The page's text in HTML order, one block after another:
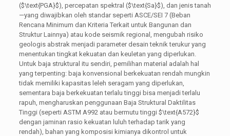
($\text{PGA}$), percepatan spektral ($\text{Sa}$), dan jenis tanah
—yang diwajibkan oleh standar seperti ASCE/SEI 7 (Beban
Rencana Minimum dan Kriteria Terkait untuk Bangunan dan
Struktur Lainnya) atau kode seismik regional, mengubah risiko
geologis abstrak menjadi parameter desain teknik terukur yang
menentukan tingkat kekuatan dan keuletan yang diperlukan.
Untuk baja struktural itu sendiri, pemilihan material adalah hal
yang terpenting: baja konvensional berkekuatan rendah mungkin
tidak memiliki kapasitas leleh seragam yang diperlukan,
sementara baja berkekuatan terlalu tinggi bisa menjadi terlalu
rapuh, mengharuskan penggunaan Baja Struktural Daktilitas
Tinggi (seperti ASTM A992 atau bermutu tinggi $\text{A572}$
dengan jaminan rasio kekuatan luluh terhadap tarik yang
rendah), bahan yang komposisi kimianya dikontrol untuk